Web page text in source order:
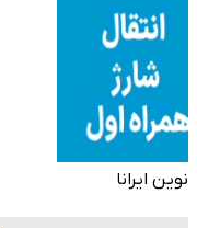
نوین ایرانا